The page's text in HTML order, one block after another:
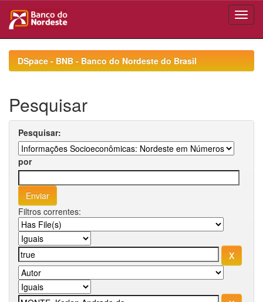
navigationDSpace - BNB - Banco do Nordeste do Brasil
Pesquisar
Pesquisar:
por
Filtros correntes: